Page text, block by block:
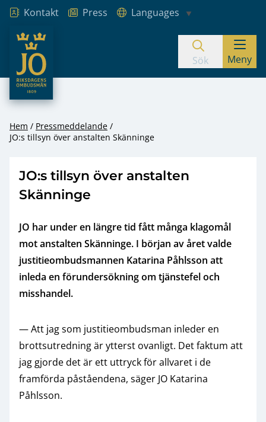
Hoppa till innehåll
Kontakt Press
Languages
JO – Riksdagens Ombudsmän
Sök Meny
Hem
Pressmeddelande
JO:s tillsyn över anstalten Skänninge
JO:s tillsyn över anstalten
Skänninge
JO har under en längre tid fått många klagomål
mot anstalten Skänninge. I början av året valde
justitieombudsmannen Katarina Påhlsson att
inleda en förundersökning om tjänstefel och
misshandel.
— Att jag som justitieombudsman inleder en
brottsutredning är ytterst ovanligt. Det faktum att
jag gjorde det är ett uttryck för allvaret i de
framförda påståendena, säger JO Katarina
Påhlsson.